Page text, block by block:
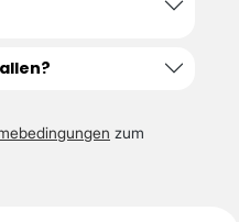
zum